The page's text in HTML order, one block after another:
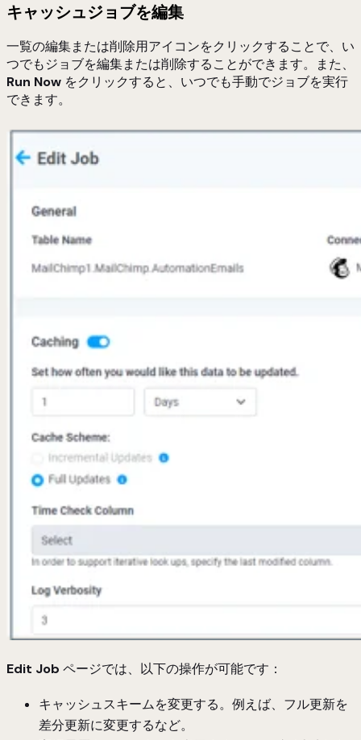
キャッシュジョブを編集
一覧の編集または削除用アイコンをクリックすることで、い
つでもジョブを編集または削除することができます。また、
Run Now をクリックすると、いつでも手動でジョブを実行
できます。
Edit Job ページでは、以下の操作が可能です：
キャッシュスキームを変更する。例えば、フル更新を
差分更新に変更するなど。